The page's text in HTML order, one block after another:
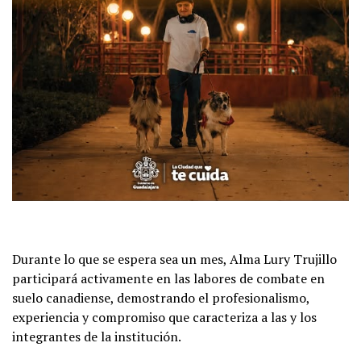
Durante lo que se espera sea un mes, Alma Lury Trujillo
participará activamente en las labores de combate en
suelo canadiense, demostrando el profesionalismo,
experiencia y compromiso que caracteriza a las y los
integrantes de la institución.